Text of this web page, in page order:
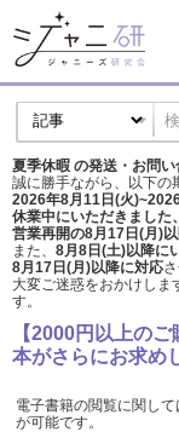
夏季休暇 の発送・お問
誠に勝手ながら、以下の
2026年8月11日(火
休業中にいただきました
営業再開の8月17日(月)
また、 8月8日(土)以降に
8月17日(月)以降に対応
大変ご迷惑をおかけしま
す。
【2000円以上の
本がさらにお求め
電子書籍の閲覧に関し
が可能です。